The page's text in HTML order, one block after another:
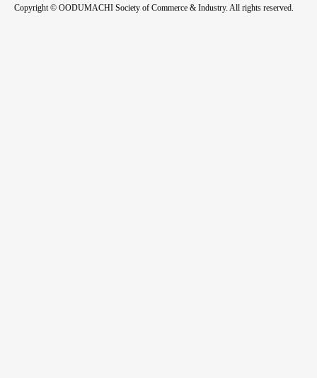
Copyright © OODUMACHI Society of Commerce & Industry. All rights reserved.